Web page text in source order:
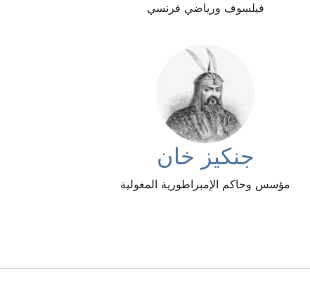
فيلسوف ورياضي فرنسي
جنكيز خان
مؤسس وحاكم الإمبراطورية المغولية